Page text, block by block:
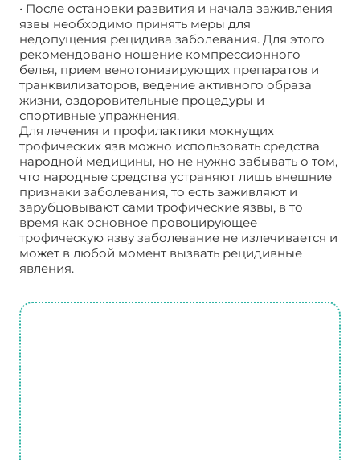
• После остановки развития и начала заживления
язвы необходимо принять меры для
недопущения рецидива заболевания. Для этого
рекомендовано ношение компрессионного
белья, прием венотонизирующих препаратов и
транквилизаторов, ведение активного образа
жизни, оздоровительные процедуры и
спортивные упражнения.
Для лечения и профилактики мокнущих
трофических язв можно использовать средства
народной медицины, но не нужно забывать о том,
что народные средства устраняют лишь внешние
признаки заболевания, то есть заживляют и
зарубцовывают сами трофические язвы, в то
время как основное провоцирующее
трофическую язву заболевание не излечивается и
может в любой момент вызвать рецидивные
явления.